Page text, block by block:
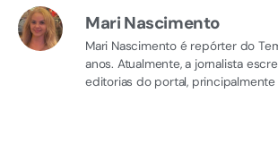
Mari Nascimento
Mari Nascimento é repórter do
anos. Atualmente, a jornalista
editorias do portal, principalmente